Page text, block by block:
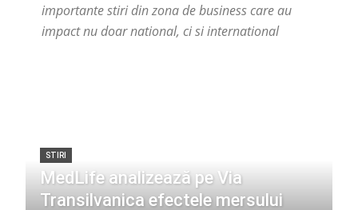
importante stiri din zona de business care au
impact nu doar national, ci si international
STIRI
MedLife analizează pe Via
Transilvanica efectele mersului